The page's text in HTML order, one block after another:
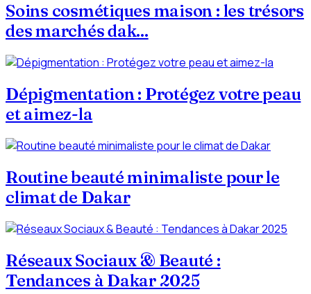
Soins cosmétiques maison : les trésors
des marchés dak...
Dépigmentation : Protégez votre peau
et aimez-la
Routine beauté minimaliste pour le
climat de Dakar
Réseaux Sociaux & Beauté :
Tendances à Dakar 2025